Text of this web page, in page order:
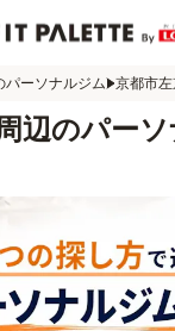
パーソナルジム 京都市
辺のパー